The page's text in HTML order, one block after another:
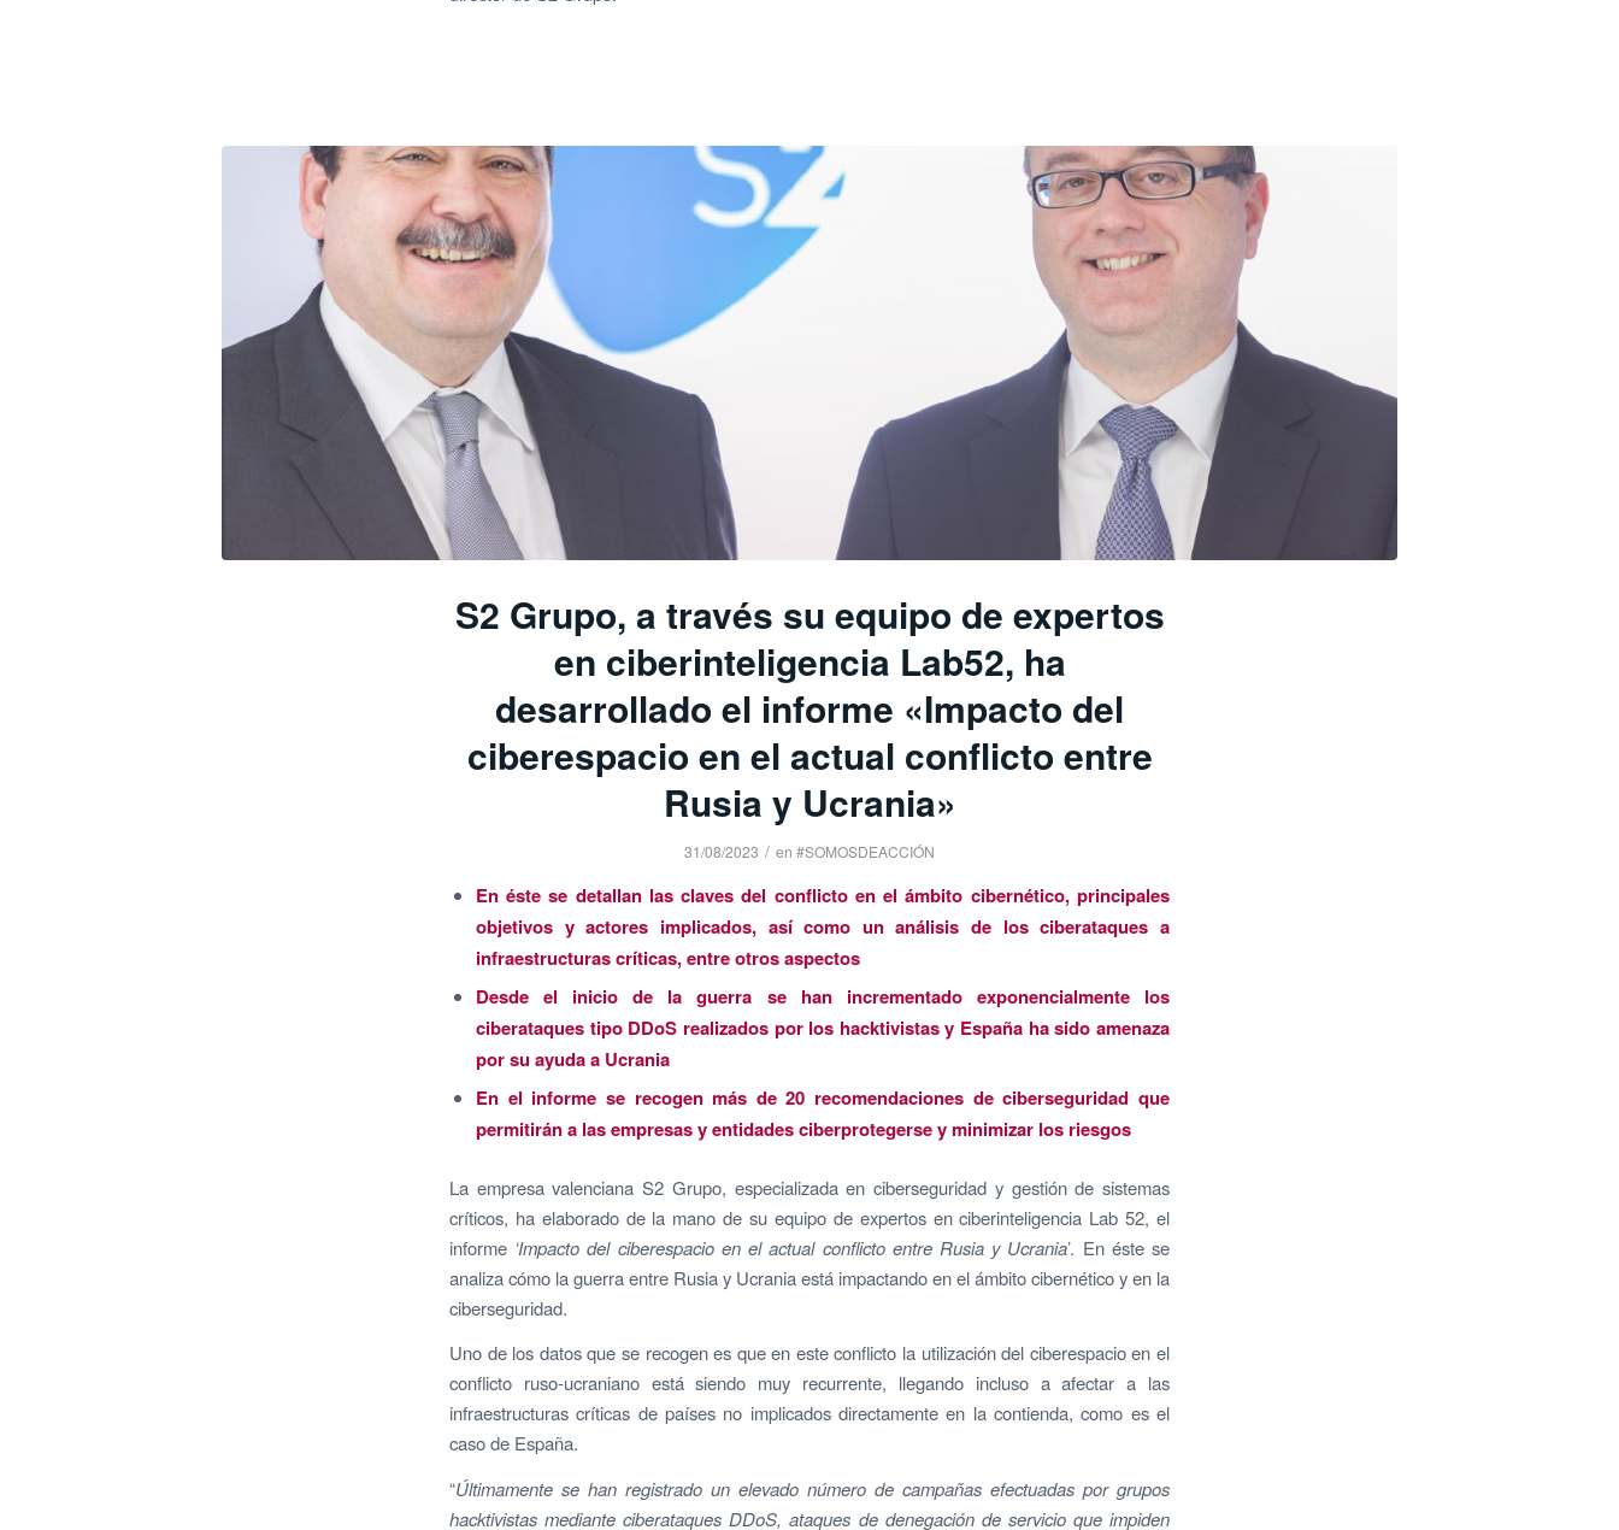
S2 Grupo, a través su equipo de expertos
en ciberinteligencia Lab52, ha
desarrollado el informe «Impacto del
ciberespacio en el actual conflicto entre
Rusia y Ucrania»
31/08/2023 / en #SOMOSDEACCIÓN
En éste se detallan las claves del conflicto en el ámbito cibernético, principales
objetivos y actores implicados, así como un análisis de los ciberataques a
infraestructuras críticas, entre otros aspectos
Desde el inicio de la guerra se han incrementado exponencialmente los
ciberataques tipo DDoS realizados por los hacktivistas y España ha sido amenaza
por su ayuda a Ucrania
En el informe se recogen más de 20 recomendaciones de ciberseguridad que
permitirán a las empresas y entidades ciberprotegerse y minimizar los riesgos
La empresa valenciana S2 Grupo, especializada en ciberseguridad y gestión de sistemas
críticos, ha elaborado de la mano de su equipo de expertos en ciberinteligencia Lab 52, el
informe ‘Impacto del ciberespacio en el actual conflicto entre Rusia y Ucrania’. En éste se
analiza cómo la guerra entre Rusia y Ucrania está impactando en el ámbito cibernético y en la
ciberseguridad.
Uno de los datos que se recogen es que en este conflicto la utilización del ciberespacio en el
conflicto ruso-ucraniano está siendo muy recurrente, llegando incluso a afectar a las
infraestructuras críticas de países no implicados directamente en la contienda, como es el
caso de España.
“Últimamente se han registrado un elevado número de campañas efectuadas por grupos
hacktivistas mediante ciberataques DDoS, ataques de denegación de servicio que impiden